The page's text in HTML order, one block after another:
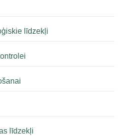
līdzekļi
līdzekļi